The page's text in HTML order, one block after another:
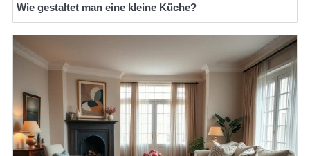
Wie gestaltet man eine kleine Küche?